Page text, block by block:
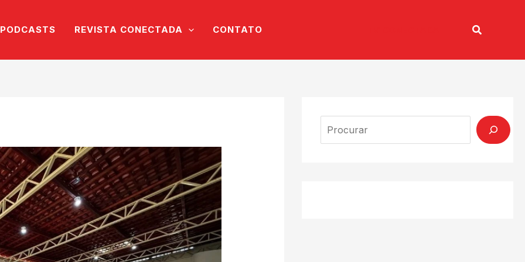
PODCASTS REVISTA CONECTADA CONTATO Pesquisar
Search